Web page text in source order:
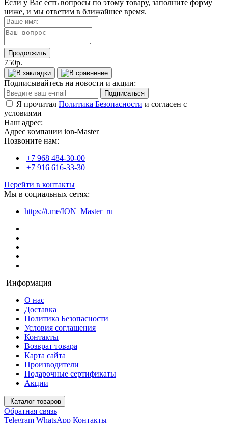
Если у Вас есть вопросы по этому товару, заполните форму
ниже, и мы ответим в ближайшее время.
Продолжить
750р.
Подписывайтесь на новости и акции:
Подписаться
Я прочитал Политика Безопасности и согласен с
условиями
Наш адрес:
Адрес компании ion-Master
Позвоните нам:
+7 968 484-30-00
+7 916 616-33-30
Перейти в контакты
Мы в социальных сетях:
https://t.me/ION_Master_ru
Информация
О нас
Доставка
Политика Безопасности
Условия соглашения
Контакты
Возврат товара
Карта сайта
Производители
Подарочные сертификаты
Акции
Каталог товаров
Обратная связь
Telegram WhatsApp Контакты